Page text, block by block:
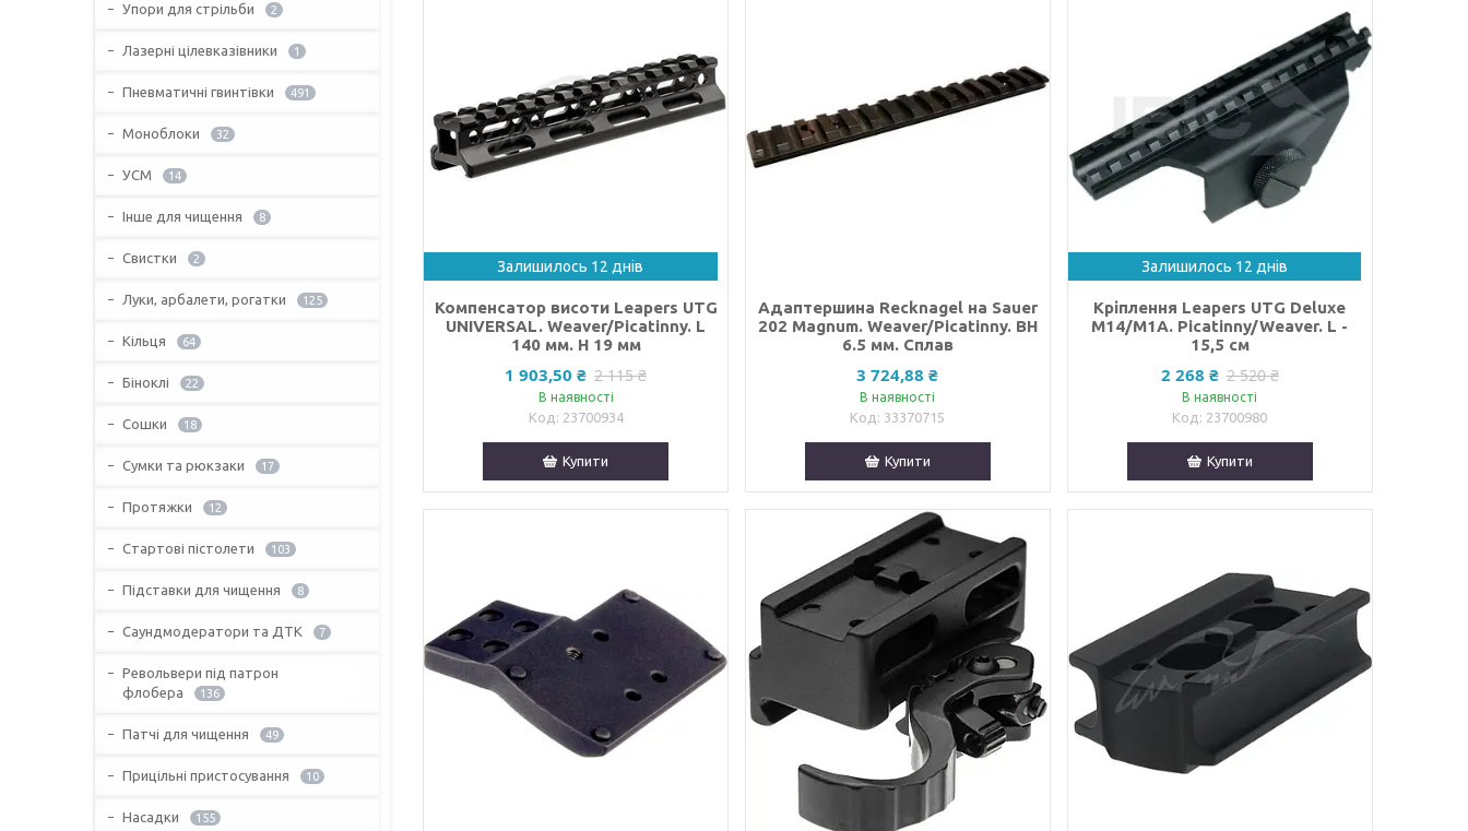
Залишилось 12 днів
Компенсатор висоти Leapers UTG
UNIVERSAL. Weaver/Picatinny. L
140 мм. H 19 мм
1 903,50 ₴ 2 115 ₴
В наявності
23700934
Купити
Адаптершина Recknagel на Sauer
202 Magnum. Weaver/Picatinny. BH
6.5 мм. Сплав
3 724,88 ₴
В наявності
33370715
Купити
Залишилось 12 днів
Кріплення Leapers UTG Deluxe
M14/M1A. Picatinny/Weaver. L -
15,5 cм
2 268 ₴ 2 520 ₴
В наявності
23700980
Купити
Упори для стрільби 2
Лазерні цілевказівники 1
Пневматичні гвинтівки 491
Моноблоки 32
УСМ 14
Інше для чищення 8
Свистки 2
Луки, арбалети, рогатки 125
Кільця 64
Біноклі 22
Сошки 18
Сумки та рюкзаки 17
Протяжки 12
Стартові пістолети 103
Підставки для чищення 8
Саундмодератори та ДТК 7
Револьвери під патрон
флобера
136
Патчі для чищення 49
Прицільні пристосування 10
Насадки 155